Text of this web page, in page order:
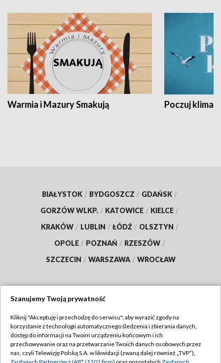
Warmia i Mazury Smakują Poczuj klimat
BIAŁYSTOK / BYDGOSZCZ / GDAŃSK /
GORZÓW WLKP. / KATOWICE / KIELCE /
KRAKÓW / LUBLIN / ŁÓDŹ / OLSZTYN /
OPOLE / POZNAŃ / RZESZÓW /
SZCZECIN / WARSZAWA / WROCŁAW
TVP
Abonament TVP
Emisja w TVP
Regulamin TVP
Szanujemy Twoją prywatność
Kliknij "Akceptuję i przechodzę do serwisu", aby wyrazić zgody na
korzystanie z technologii automatycznego śledzenia i zbierania danych,
dostęp do informacji na Twoim urządzeniu końcowym i ich
przechowywanie oraz na przetwarzanie Twoich danych osobowych przez
nas, czyli Telewizję Polską S.A. w likwidacji (zwaną dalej również „TVP”),